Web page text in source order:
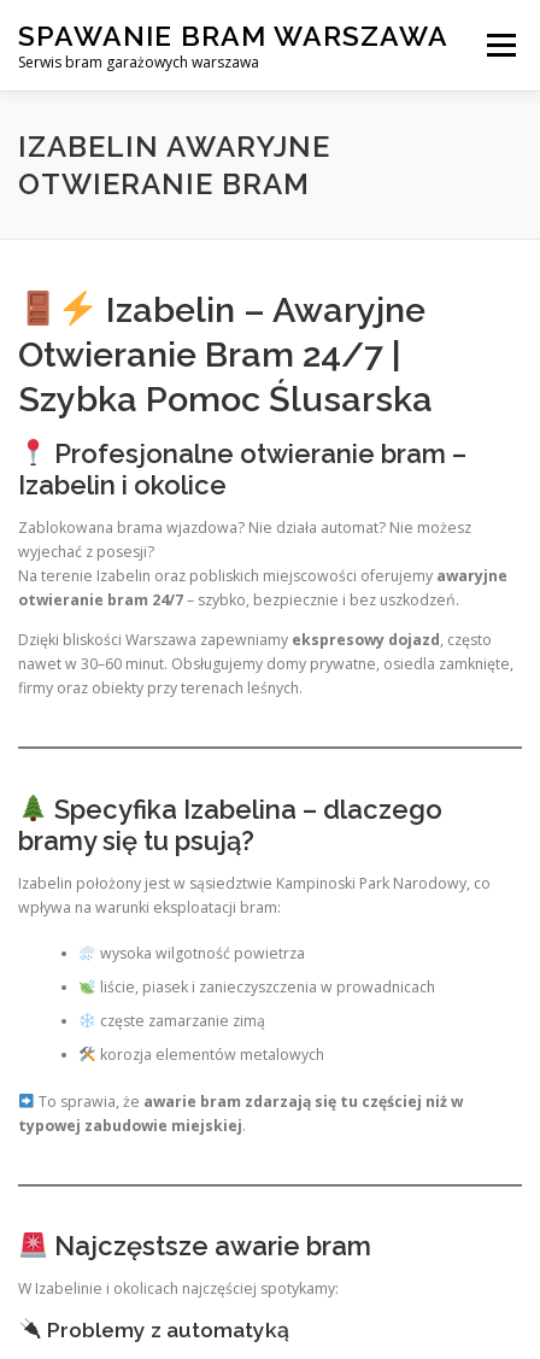
content
SPAWANIE BRAM WARSZAWA
Serwis bram garażowych warszawa
Menu
SPAWANIE BRAM GARAŻOWYCH I OGRODZEŃ WARSZAWA
IZABELIN AWARYJNE
OTWIERANIE BRAM
Izabelin – Awaryjne
Otwieranie Bram 24/7 |
Szybka Pomoc Ślusarska
Profesjonalne otwieranie bram –
Izabelin i okolice
Zablokowana brama wjazdowa? Nie działa automat? Nie możesz
wyjechać z posesji?
Na terenie Izabelin oraz pobliskich miejscowości oferujemy awaryjne
otwieranie bram 24/7– szybko, bezpiecznie i bez uszkodzeń.
Dzięki bliskości Warszawa zapewniamy ekspresowy dojazd, często
nawet w 30–60 minut. Obsługujemy domy prywatne, osiedla zamknięte,
firmy oraz obiekty przy terenach leśnych.
Specyfika Izabelina – dlaczego
bramy się tu psują?
Izabelin położony jest w sąsiedztwie Kampinoski Park Narodowy, co
wpływa na warunki eksploatacji bram:
wysoka wilgotność powietrza
liście, piasek i zanieczyszczenia w prowadnicach
częste zamarzanie zimą
korozja elementów metalowych
To sprawia, że awarie bram zdarzają się tu częściej niż w
typowej zabudowie miejskiej.
Najczęstsze awarie bram
W Izabelinie i okolicach najczęściej spotykamy:
Problemy z automatyką